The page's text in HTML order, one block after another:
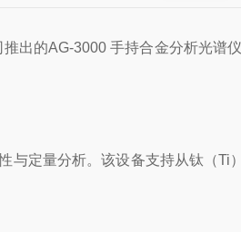
出的AG-3000 手持合金分析光谱
与定量分析。该设备支持从钛（Ti